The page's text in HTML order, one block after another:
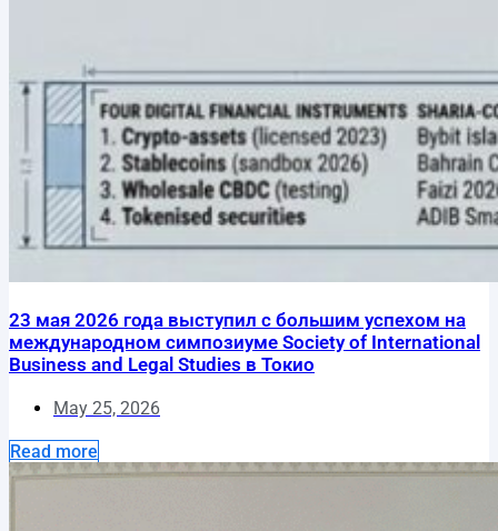
23 мая 2026 года выступил с большим успехом на
международном симпозиуме Society of International
Business and Legal Studies в Токио
May 25, 2026
Read more